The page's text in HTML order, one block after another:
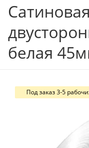
белая
Под заказ 3-5